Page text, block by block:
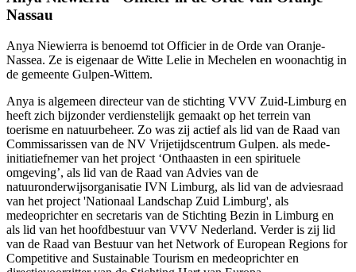
Nassau
Anya Niewierra is benoemd tot Officier in de Orde van Oranje-
Nassea. Ze is eigenaar de Witte Lelie in Mechelen en woonachtig in
de gemeente Gulpen-Wittem.
Anya is algemeen directeur van de stichting VVV Zuid-Limburg en
heeft zich bijzonder verdienstelijk gemaakt op het terrein van
toerisme en natuurbeheer. Zo was zij actief als lid van de Raad van
Commissarissen van de NV Vrijetijdscentrum Gulpen. als mede-
initiatiefnemer van het project ‘Onthaasten in een spirituele
omgeving’, als lid van de Raad van Advies van de
natuuronderwijsorganisatie IVN Limburg, als lid van de adviesraad
van het project 'Nationaal Landschap Zuid Limburg', als
medeoprichter en secretaris van de Stichting Bezin in Limburg en
als lid van het hoofdbestuur van VVV Nederland. Verder is zij lid
van de Raad van Bestuur van het Network of European Regions for
Competitive and Sustainable Tourism en medeoprichter en